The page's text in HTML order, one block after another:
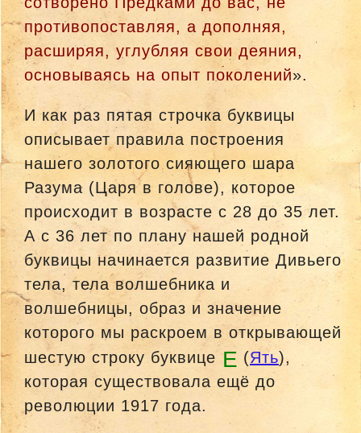
противопоставляя, а дополняя,
расширяя, углубляя свои деяния,
основываясь на опыт поколений».
И как раз пятая строчка буквицы
описывает правила построения
нашего золотого сияющего шара
Разума (Царя в голове), которое
происходит в возрасте с 28 до 35 лет.
А с 36 лет по плану нашей родной
буквицы начинается развитие Дивьего
тела, тела волшебника и
волшебницы, образ и значение
которого мы раскроем в открывающей
шестую строку буквице E (Ять),
которая существовала ещё до
революции 1917 года.